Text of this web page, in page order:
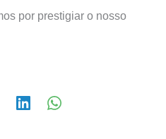
por prestigiar o nosso